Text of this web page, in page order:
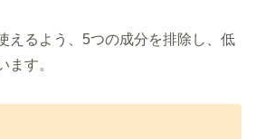
えるよう、5つの成分を排除し、低
ます。